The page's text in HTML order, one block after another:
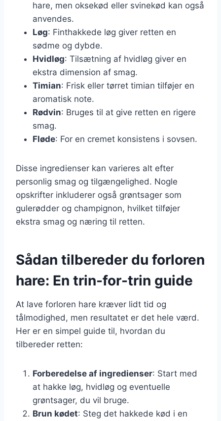
hare, men oksekød eller svinekød kan også
anvendes.
Løg: Finthakkede løg giver retten en
sødme og dybde.
Hvidløg: Tilsætning af hvidløg giver en
ekstra dimension af smag.
Timian: Frisk eller tørret timian tilføjer en
aromatisk note.
Rødvin: Bruges til at give retten en rigere
smag.
Fløde: For en cremet konsistens i sovsen.
Disse ingredienser kan varieres alt efter
personlig smag og tilgængelighed. Nogle
opskrifter inkluderer også grøntsager som
gulerødder og champignon, hvilket tilføjer
ekstra smag og næring til retten.
Sådan tilbereder du forloren
hare: En trin-for-trin guide
At lave forloren hare kræver lidt tid og
tålmodighed, men resultatet er det hele værd.
Her er en simpel guide til, hvordan du
tilbereder retten:
Forberedelse af ingredienser: Start med
at hakke løg, hvidløg og eventuelle
grøntsager, du vil bruge.
Brun kødet: Steg det hakkede kød i en